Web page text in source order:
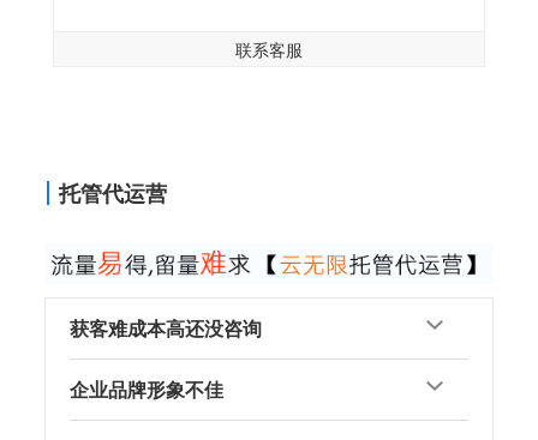
联系客服
托管代运营
获客难成本高还没咨询
企业品牌形象不佳